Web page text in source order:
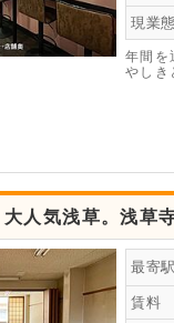
現業態
年間を
やしき
好で
テー
アの
人気浅草。浅草
最寄駅
賃料